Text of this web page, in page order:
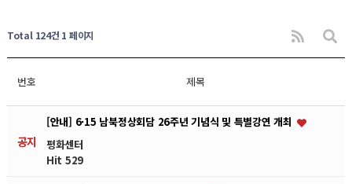
Total 124건 1 페이지
번호 제목
공지
[안내] 6·15 남북정상회담 26주년 기념식 및 특별강연 개최
평화센터
Hit 529